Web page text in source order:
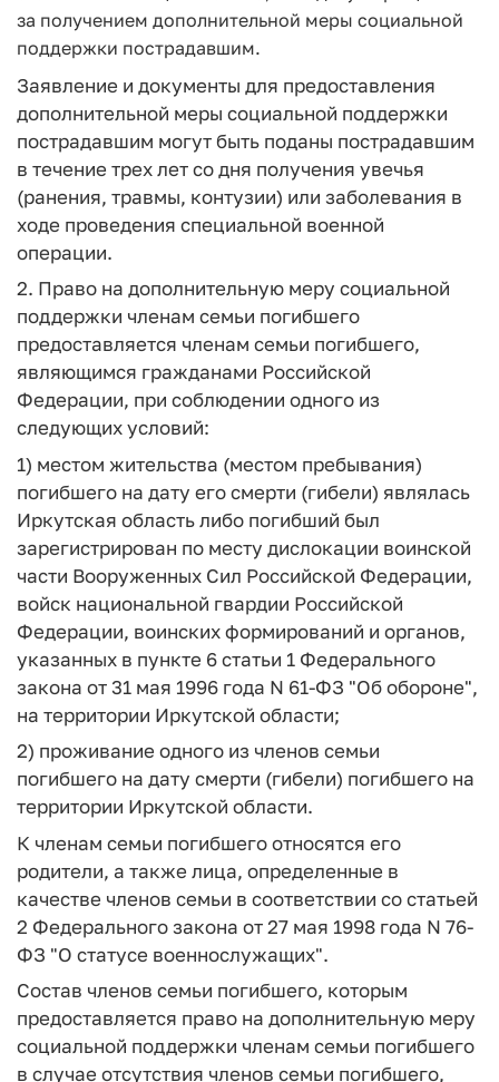
за получением дополнительной меры социальной
поддержки пострадавшим.
Заявление и документы для предоставления
дополнительной меры социальной поддержки
пострадавшим могут быть поданы пострадавшим
в течение трех лет со дня получения увечья
(ранения, травмы, контузии) или заболевания в
ходе проведения специальной военной
операции.
2. Право на дополнительную меру социальной
поддержки членам семьи погибшего
предоставляется членам семьи погибшего,
являющимся гражданами Российской
Федерации, при соблюдении одного из
следующих условий:
1) местом жительства (местом пребывания)
погибшего на дату его смерти (гибели) являлась
Иркутская область либо погибший был
зарегистрирован по месту дислокации воинской
части Вооруженных Сил Российской Федерации,
войск национальной гвардии Российской
Федерации, воинских формирований и органов,
указанных в пункте 6 статьи 1 Федерального
закона от 31 мая 1996 года N 61-ФЗ "Об обороне",
на территории Иркутской области;
2) проживание одного из членов семьи
погибшего на дату смерти (гибели) погибшего на
территории Иркутской области.
К членам семьи погибшего относятся его
родители, а также лица, определенные в
качестве членов семьи в соответствии со статьей
2 Федерального закона от 27 мая 1998 года N 76-
ФЗ "О статусе военнослужащих".
Состав членов семьи погибшего, которым
предоставляется право на дополнительную меру
социальной поддержки членам семьи погибшего
в случае отсутствия членов семьи погибшего,